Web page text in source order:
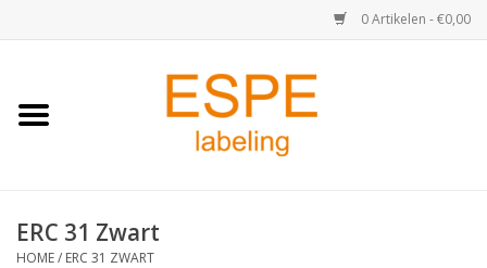
0 Artikelen - €0,00
Home
Retail
ERC 31 Zwart
HOME/ ERC 31 ZWART